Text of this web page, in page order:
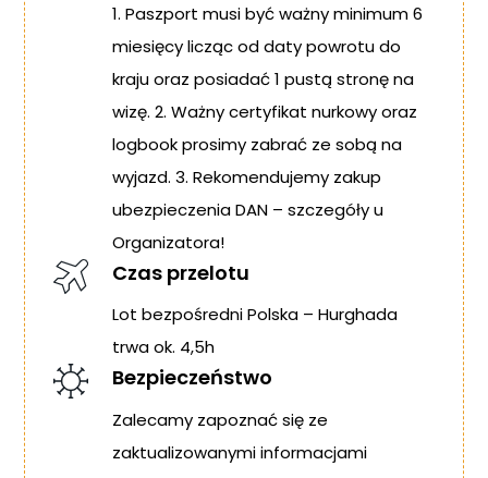
1. Paszport musi być ważny minimum 6
miesięcy licząc od daty powrotu do
kraju oraz posiadać 1 pustą stronę na
wizę. 2. Ważny certyfikat nurkowy oraz
logbook prosimy zabrać ze sobą na
wyjazd. 3. Rekomendujemy zakup
ubezpieczenia DAN – szczegóły u
Organizatora!
Czas przelotu
Lot bezpośredni Polska – Hurghada
trwa ok. 4,5h
Bezpieczeństwo
Zalecamy zapoznać się ze
zaktualizowanymi informacjami